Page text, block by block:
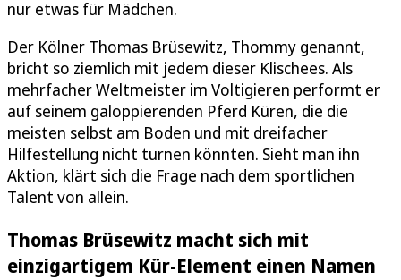
nur etwas für Mädchen.
Der Kölner Thomas Brüsewitz, Thommy genannt,
bricht so ziemlich mit jedem dieser Klischees. Als
mehrfacher Weltmeister im Voltigieren performt er
auf seinem galoppierenden Pferd Küren, die die
meisten selbst am Boden und mit dreifacher
Hilfestellung nicht turnen könnten. Sieht man ihn
Aktion, klärt sich die Frage nach dem sportlichen
Talent von allein.
Thomas Brüsewitz macht sich mit
einzigartigem Kür-Element einen Namen